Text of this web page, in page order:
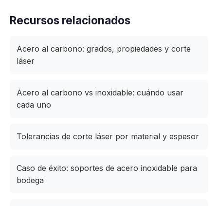
Recursos relacionados
Acero al carbono: grados, propiedades y corte
láser
Acero al carbono vs inoxidable: cuándo usar
cada uno
Tolerancias de corte láser por material y espesor
Caso de éxito: soportes de acero inoxidable para
bodega